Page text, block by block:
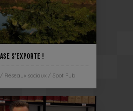
s’exporte !
Réseaux sociaux / Spot Pub